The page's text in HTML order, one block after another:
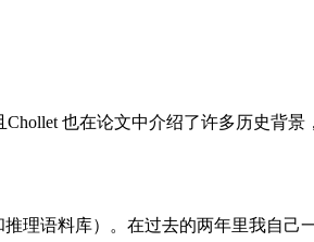
也在论文中介绍了许多历史背景
理语料库）。在过去的两年里我自己